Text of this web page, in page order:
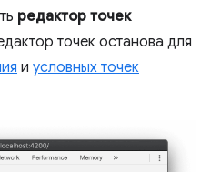
редактор точек
точек останова для
и условных точек